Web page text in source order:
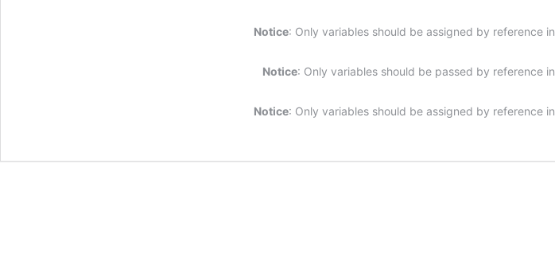
Notice: Only variables should be assigned by reference in
Notice: Only variables should be passed by reference in
Notice: Only variables should be assigned by reference in